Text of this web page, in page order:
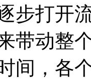
步打开
带动整
间，各